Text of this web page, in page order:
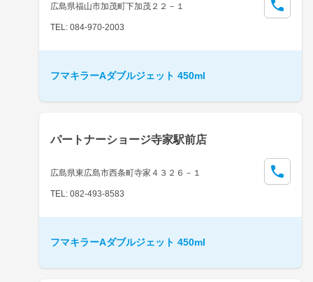
広島県福山市加茂町下加茂２２－１
TEL: 084-970-2003
フマキラーAダブルジェット 450ml
パートナーショージ寺家駅前店
広島県東広島市西条町寺家４３２６－１
TEL: 082-493-8583
フマキラーAダブルジェット 450ml